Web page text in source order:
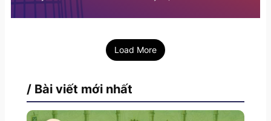
Load More
/ Bài viết mới nhất